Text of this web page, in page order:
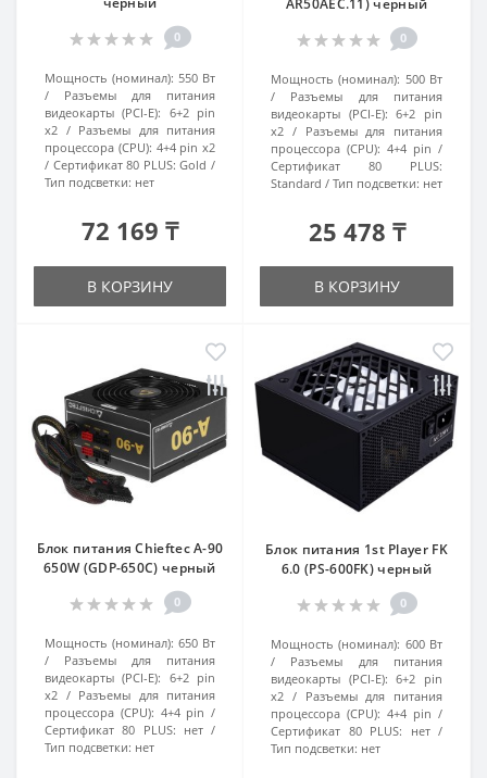
0
Мощность (номинал): 550 Вт
Разъемы для питания
видеокарты (PCI-E): 6+2 pin
x2
Разъемы для питания
процессора (CPU): 4+4 pin x2
Сертификат 80 PLUS: Gold
Тип подсветки: нет
72 169 ₸
В КОРЗИНУ
AR50AEC.11) черный
0
Мощность (номинал): 500 Вт
Разъемы для питания
видеокарты (PCI-E): 6+2 pin
x2
Разъемы для питания
процессора (CPU): 4+4 pin
Сертификат 80 PLUS:
Standard
Тип подсветки: нет
25 478 ₸
В КОРЗИНУ
Блок питания Chieftec A-90
650W (GDP-650C) черный
0
Мощность (номинал): 650 Вт
Разъемы для питания
видеокарты (PCI-E): 6+2 pin
x2
Разъемы для питания
процессора (CPU): 4+4 pin
Сертификат 80 PLUS: нет
Тип подсветки: нет
Блок питания 1st Player FK
6.0 (PS-600FK) черный
0
Мощность (номинал): 600 Вт
Разъемы для питания
видеокарты (PCI-E): 6+2 pin
x2
Разъемы для питания
процессора (CPU): 4+4 pin
Сертификат 80 PLUS:
нет
Тип подсветки: нет